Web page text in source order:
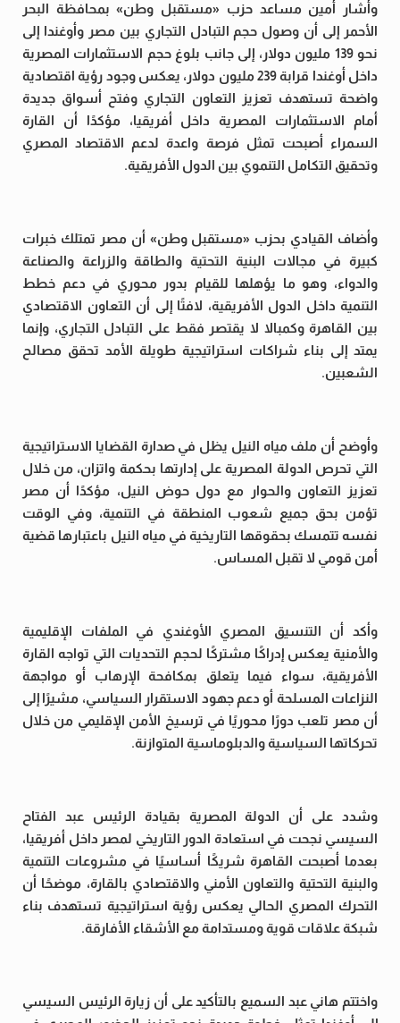
وأشار أمين مساعد حزب «مستقبل وطن» بمحافظة البحر
الأحمر إلى أن وصول حجم التبادل التجاري بين مصر وأوغندا إلى
نحو 139 مليون دولار، إلى جانب بلوغ حجم الاستثمارات المصرية
داخل أوغندا قرابة 239 مليون دولار، يعكس وجود رؤية اقتصادية
واضحة تستهدف تعزيز التعاون التجاري وفتح أسواق جديدة
أمام الاستثمارات المصرية داخل أفريقيا، مؤكدًا أن القارة
السمراء أصبحت تمثل فرصة واعدة لدعم الاقتصاد المصري
وتحقيق التكامل التنموي بين الدول الأفريقية.
وأضاف القيادي بحزب «مستقبل وطن» أن مصر تمتلك خبرات
كبيرة في مجالات البنية التحتية والطاقة والزراعة والصناعة
والدواء، وهو ما يؤهلها للقيام بدور محوري في دعم خطط
التنمية داخل الدول الأفريقية، لافتًا إلى أن التعاون الاقتصادي
بين القاهرة وكمبالا لا يقتصر فقط على التبادل التجاري، وإنما
يمتد إلى بناء شراكات استراتيجية طويلة الأمد تحقق مصالح
الشعبين.
وأوضح أن ملف مياه النيل يظل في صدارة القضايا الاستراتيجية
التي تحرص الدولة المصرية على إدارتها بحكمة واتزان، من خلال
تعزيز التعاون والحوار مع دول حوض النيل، مؤكدًا أن مصر
تؤمن بحق جميع شعوب المنطقة في التنمية، وفي الوقت
نفسه تتمسك بحقوقها التاريخية في مياه النيل باعتبارها قضية
أمن قومي لا تقبل المساس.
وأكد أن التنسيق المصري الأوغندي في الملفات الإقليمية
والأمنية يعكس إدراكًا مشتركًا لحجم التحديات التي تواجه القارة
الأفريقية، سواء فيما يتعلق بمكافحة الإرهاب أو مواجهة
النزاعات المسلحة أو دعم جهود الاستقرار السياسي، مشيرًا إلى
أن مصر تلعب دورًا محوريًا في ترسيخ الأمن الإقليمي من خلال
تحركاتها السياسية والدبلوماسية المتوازنة.
وشدد على أن الدولة المصرية بقيادة الرئيس عبد الفتاح
السيسي نجحت في استعادة الدور التاريخي لمصر داخل أفريقيا،
بعدما أصبحت القاهرة شريكًا أساسيًا في مشروعات التنمية
والبنية التحتية والتعاون الأمني والاقتصادي بالقارة، موضحًا أن
التحرك المصري الحالي يعكس رؤية استراتيجية تستهدف بناء
شبكة علاقات قوية ومستدامة مع الأشقاء الأفارقة.
واختتم هاني عبد السميع بالتأكيد على أن زيارة الرئيس السيسي